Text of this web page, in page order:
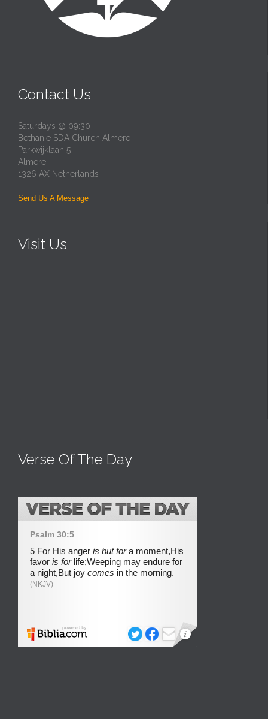
Contact Us
Saturdays @ 09:30
Bethanie SDA Church Almere
Parkwijklaan 5
Almere
1326 AX Netherlands
Send Us A Message
Visit Us
Verse Of The Day